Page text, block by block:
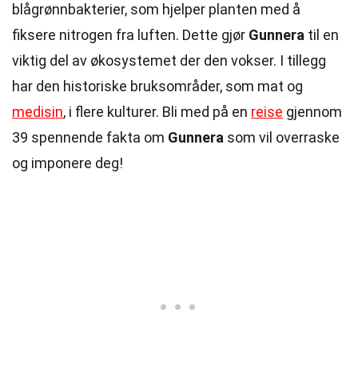
blågrønnbakterier, som hjelper planten med å
fiksere nitrogen fra luften. Dette gjør Gunnera til en
viktig del av økosystemet der den vokser. I tillegg
har den historiske bruksområder, som mat og
medisin, i flere kulturer. Bli med på en reise gjennom
39 spennende fakta om Gunnera som vil overraske
og imponere deg!